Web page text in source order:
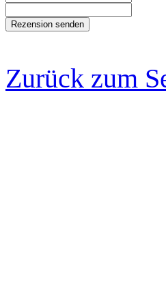
Zurück zum